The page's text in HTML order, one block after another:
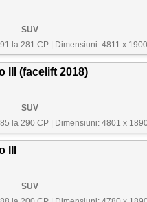
SUV
la 281 CP
Dimensiuni: 4811 x
III (facelift 2018)
SUV
la 290 CP
Dimensiuni: 4801 x
III
SUV